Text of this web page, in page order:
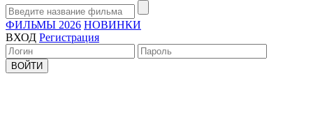
ФИЛЬМЫ 2026 НОВИНКИ
ВХОД Регистрация